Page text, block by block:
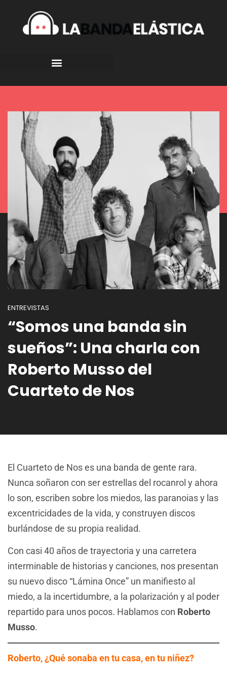
ENTREVISTAS
“Somos una banda sin
sueños”: Una charla con
Roberto Musso del
Cuarteto de Nos
El Cuarteto de Nos es una banda de gente rara.
Nunca soñaron con ser estrellas del rocanrol y ahora
lo son, escriben sobre los miedos, las paranoias y las
excentricidades de la vida, y construyen discos
burlándose de su propia realidad.
Con casi 40 años de trayectoria y una carretera
interminable de historias y canciones, nos presentan
su nuevo disco “Lámina Once” un manifiesto al
miedo, a la incertidumbre, a la polarización y al poder
repartido para unos pocos. Hablamos con Roberto
Musso.
Roberto, ¿Qué sonaba en tu casa, en tu niñez?